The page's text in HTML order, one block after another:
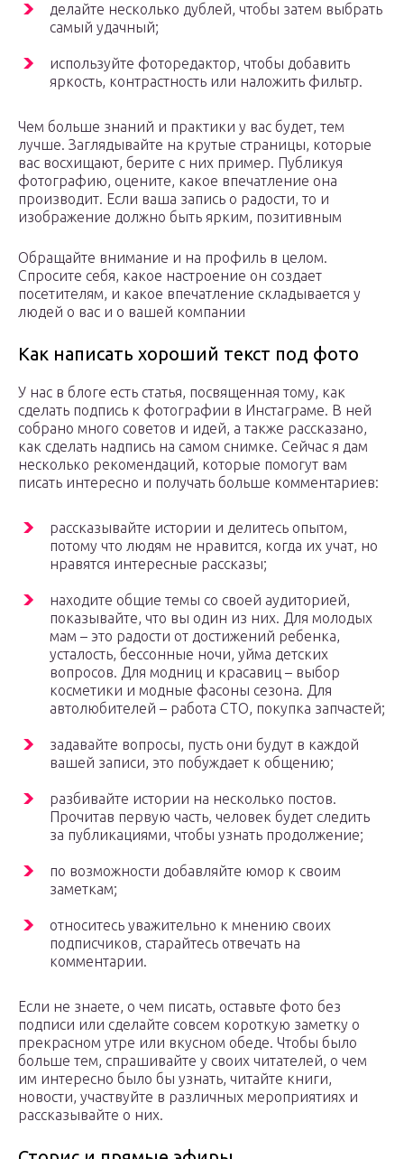
делайте несколько дублей, чтобы затем выбрать
самый удачный;
используйте фоторедактор, чтобы добавить
яркость, контрастность или наложить фильтр.
Чем больше знаний и практики у вас будет, тем
лучше. Заглядывайте на крутые страницы, которые
вас восхищают, берите с них пример. Публикуя
фотографию, оцените, какое впечатление она
производит. Если ваша запись о радости, то и
изображение должно быть ярким, позитивным
Обращайте внимание и на профиль в целом.
Спросите себя, какое настроение он создает
посетителям, и какое впечатление складывается у
людей о вас и о вашей компании
Как написать хороший текст под фото
У нас в блоге есть статья, посвященная тому, как
сделать подпись к фотографии в Инстаграме. В ней
собрано много советов и идей, а также рассказано,
как сделать надпись на самом снимке. Сейчас я дам
несколько рекомендаций, которые помогут вам
писать интересно и получать больше комментариев:
рассказывайте истории и делитесь опытом,
потому что людям не нравится, когда их учат, но
нравятся интересные рассказы;
находите общие темы со своей аудиторией,
показывайте, что вы один из них. Для молодых
мам – это радости от достижений ребенка,
усталость, бессонные ночи, уйма детских
вопросов. Для модниц и красавиц – выбор
косметики и модные фасоны сезона. Для
автолюбителей – работа СТО, покупка запчастей;
задавайте вопросы, пусть они будут в каждой
вашей записи, это побуждает к общению;
разбивайте истории на несколько постов.
Прочитав первую часть, человек будет следить
за публикациями, чтобы узнать продолжение;
по возможности добавляйте юмор к своим
заметкам;
относитесь уважительно к мнению своих
подписчиков, старайтесь отвечать на
комментарии.
Если не знаете, о чем писать, оставьте фото без
подписи или сделайте совсем короткую заметку о
прекрасном утре или вкусном обеде. Чтобы было
больше тем, спрашивайте у своих читателей, о чем
им интересно было бы узнать, читайте книги,
новости, участвуйте в различных мероприятиях и
рассказывайте о них.